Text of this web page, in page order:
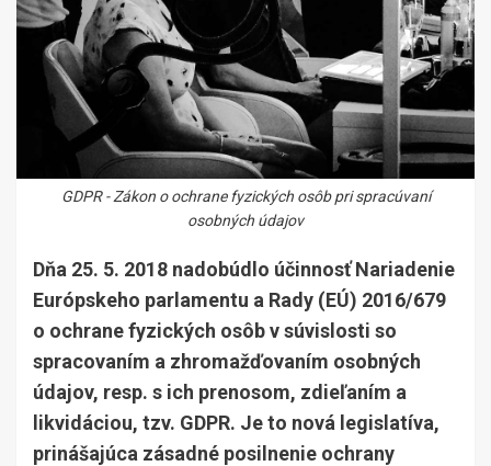
GDPR - Zákon o ochrane fyzických osôb pri spracúvaní
osobných údajov
Dňa 25. 5. 2018 nadobúdlo účinnosť Nariadenie
Európskeho parlamentu a Rady (EÚ) 2016/679
o ochrane fyzických osôb v súvislosti so
spracovaním a zhromažďovaním osobných
údajov, resp. s ich prenosom, zdieľaním a
likvidáciou, tzv. GDPR. Je to nová legislatíva,
prinášajúca zásadné posilnenie ochrany